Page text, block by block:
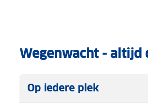
Wegenwacht - altijd
Op iedere plek